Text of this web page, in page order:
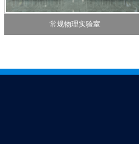
常规物理实验室